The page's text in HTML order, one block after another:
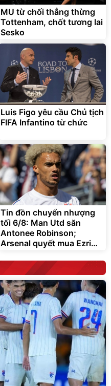
MU từ chối thẳng thừng
Tottenham, chốt tương lai
Sesko
Luis Figo yêu cầu Chủ tịch
FIFA Infantino từ chức
Tin đồn chuyển nhượng
tối 6/8: Man Utd săn
Antonee Robinson;
Arsenal quyết mua Ezri